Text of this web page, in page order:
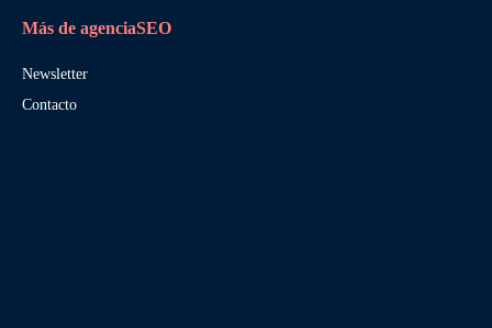
Más de agenciaSEO
Newsletter
Contacto